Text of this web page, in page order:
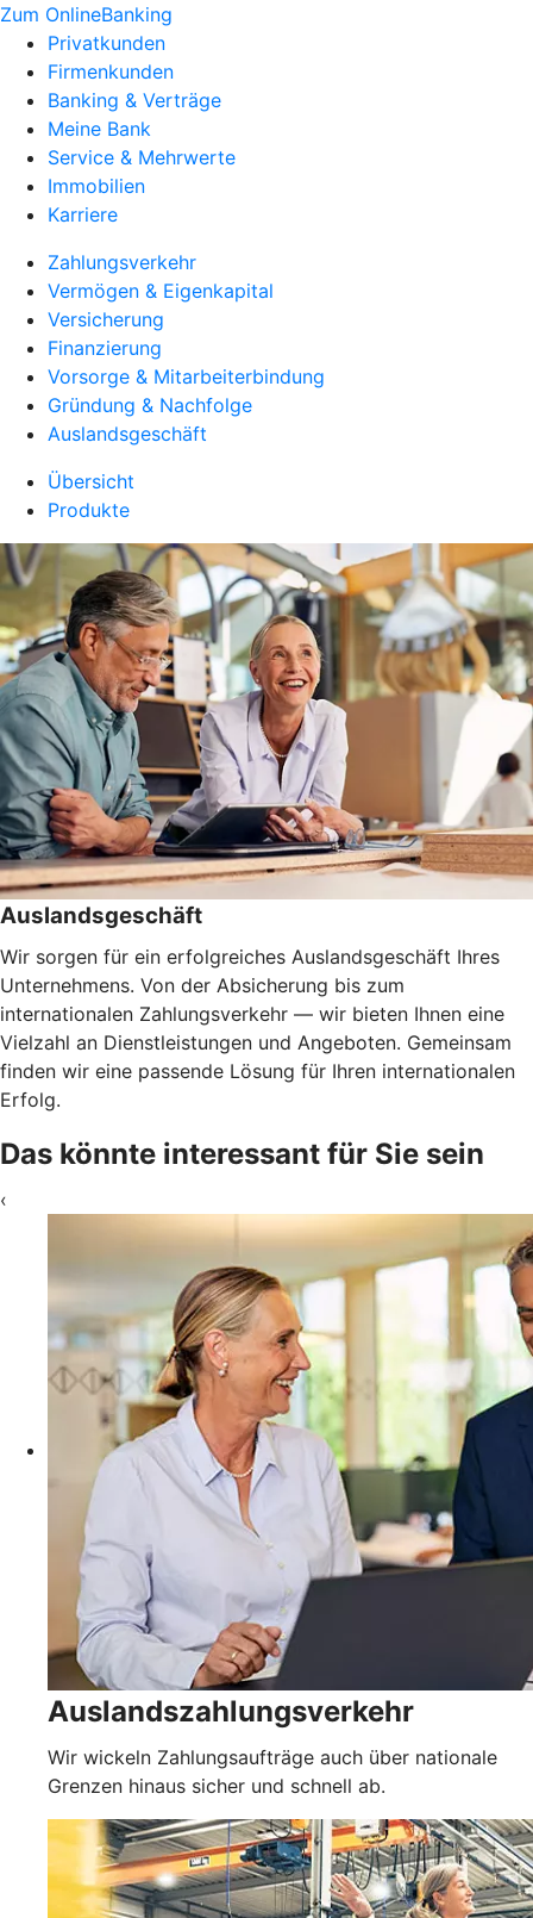
Zum OnlineBanking
Privatkunden
Firmenkunden
Banking & Verträge
Meine Bank
Service & Mehrwerte
Immobilien
Karriere
Zahlungsverkehr
Vermögen & Eigenkapital
Versicherung
Finanzierung
Vorsorge & Mitarbeiterbindung
Gründung & Nachfolge
Auslandsgeschäft
Übersicht
Produkte
Auslandsgeschäft
Wir sorgen für ein erfolgreiches Auslandsgeschäft Ihres
Unternehmens. Von der Absicherung bis zum
internationalen Zahlungsverkehr — wir bieten Ihnen eine
Vielzahl an Dienstleistungen und Angeboten. Gemeinsam
finden wir eine passende Lösung für Ihren internationalen
Erfolg.
Das könnte interessant für Sie sein
‹
Auslandszahlungsverkehr
Wir wickeln Zahlungsaufträge auch über nationale
Grenzen hinaus sicher und schnell ab.